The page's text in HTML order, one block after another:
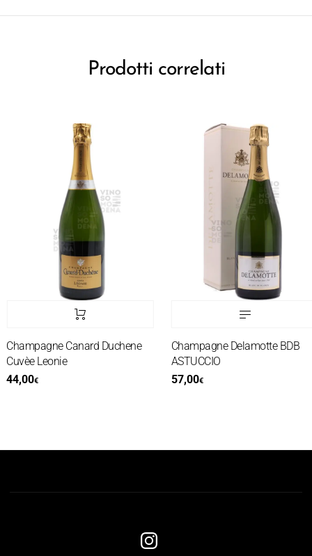
Prodotti correlati
Canard Duchene
Leonie
€
Champagne Delamotte BDB
ASTUCCIO
57,00€